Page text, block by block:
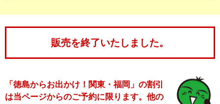
販売を終了いたしました。
「徳島からお出かけ！関東・福岡」の割引
は当ページからのご予約に限ります。 他の